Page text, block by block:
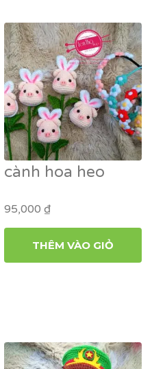
cành hoa heo
95,000₫
THÊM VÀO GIỎ